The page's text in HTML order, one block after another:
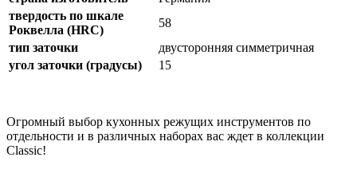
твердость по шкале
Роквелла (HRC)
58
тип заточки
двусторонняя симметричная
угол заточки (градусы)
15
Огромный выбор кухонных режущих инструментов по
отдельности и в различных наборах вас ждет в коллекции
Classic!